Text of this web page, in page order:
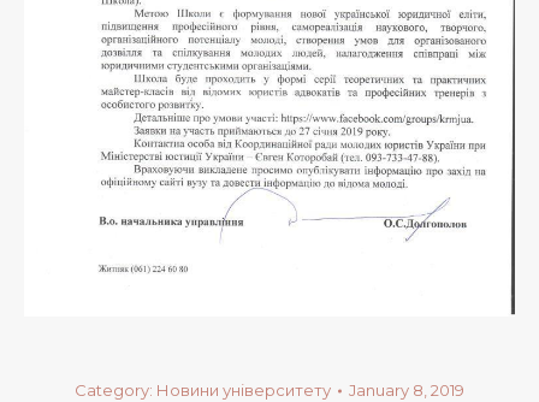
Category: Новини університету January 8, 2019